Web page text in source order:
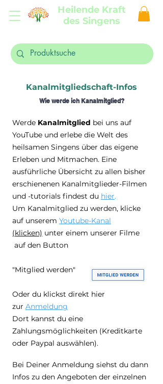
Heilende Kraft
des Singens
Kanalmitgliedschaft-Infos
Wie werde ich Kanalmitglied?
Werde Kanalmitglied bei uns auf
YouTube und erlebe die Welt des
heilsamen Singens über das eigene
Erleben und Mitmachen. Eine
ausführliche Übersicht zu allen bisher
erschienenen Kanalmitglieder-Filmen
und -tutorials findest du hier.
Um Kanalmitglied zu werden, klicke
auf unserem Youtube-Kanal
(klicken) unter einem unserer Filme
auf den Button
"Mitglied werden"
Oder du klickst direkt hier
zur Anmeldung
Dort kannst du eine
Zahlungsmöglichkeiten (Kreditkarte
oder Paypal auswählen).
Bei Deiner Anmeldung siehst du dann
Infos zu den Angeboten der einzelnen